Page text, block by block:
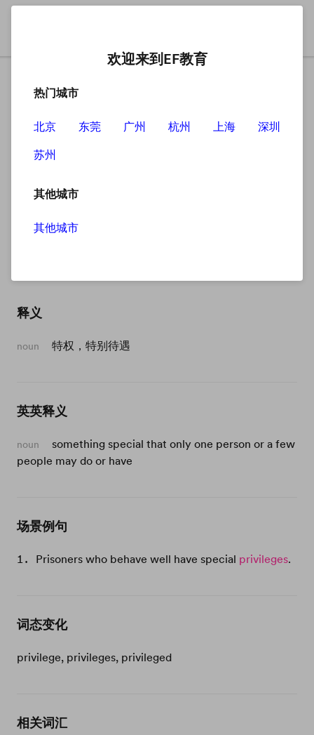
privilege
释义
noun 特权，特别待遇
英英释义
noun
something special that only one person or a few
people may do or have
场景例句
Prisoners who behave well have special privileges.
词态变化
privilege, privileges, privileged
相关词汇
欢迎来到EF教育
热门城市
北京 东莞 广州 杭州 上海
深圳
苏州
其他城市
其他城市